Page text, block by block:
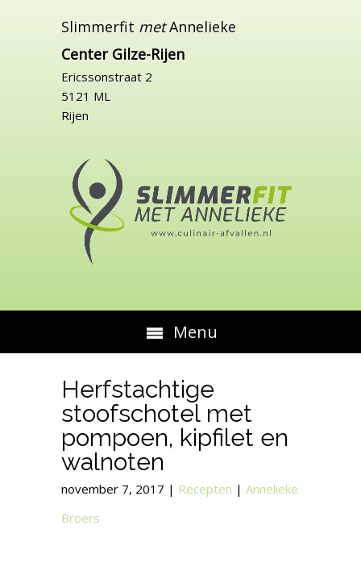
Slimmerfit metAnnelieke
Center Gilze-Rijen
Ericssonstraat 2
5121 ML
Rijen
Menu
Herfstachtige
stoofschotel met
pompoen, kipfilet en
walnoten
november 7, 2017 | Recepten |Annelieke
Broers